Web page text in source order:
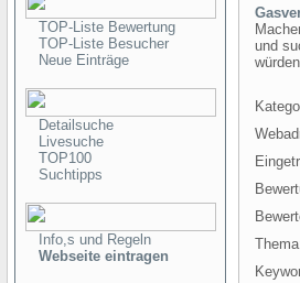
TOP-Liste Bewertung
TOP-Liste Besucher
Neue Einträge
Detailsuche
Livesuche
TOP100
Suchtipps
Info,s und Regeln
Webseite eintragen
und